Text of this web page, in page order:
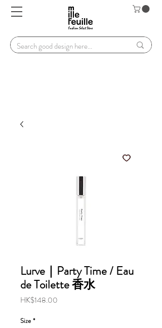
Lurve｜Party Time / Eau
de Toilette 香水
HK$148.00
Size *